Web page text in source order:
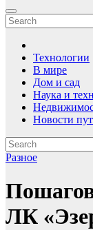
Технологии
В мире
Дом и сад
Наука и
Новости
Разное
ЛК